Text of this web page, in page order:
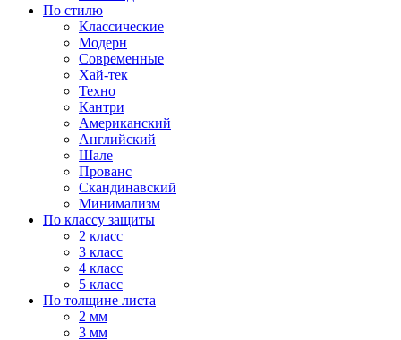
По стилю
Классические
Модерн
Современные
Хай-тек
Техно
Кантри
Американский
Английский
Шале
Прованс
Скандинавский
Минимализм
По классу защиты
2 класс
3 класс
4 класс
5 класс
По толщине листа
2 мм
3 мм